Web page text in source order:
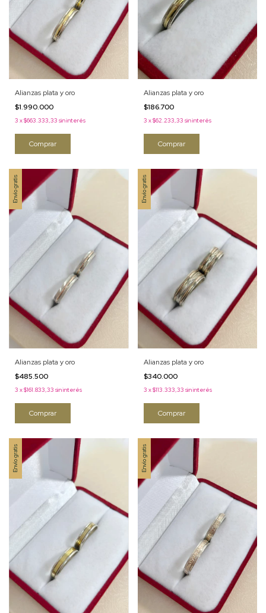
Alianzas plata y oro
$1.990.000
3 x$663.333,33 sin interés
Comprar
Alianzas plata y oro
$186.700
3 x$62.233,33 sin interés
Comprar
Envío gratis
Alianzas plata y oro
$485.500
3 x$161.833,33 sin interés
Comprar
Envío gratis
Alianzas plata y oro
$340.000
3 x$113.333,33 sin interés
Comprar
Envío gratis Envío gratis